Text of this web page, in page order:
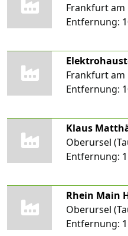
Frankfurt am
Entfernung:
Frankfurt am
Entfernung:
Klaus
Oberursel
Entfernung:
Rhein Main
Oberursel
Entfernung: